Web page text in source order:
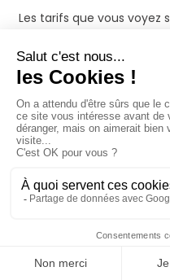
Les tarifs que vous voyez
fonction du lieu auquel
shooting photo produits
où réside le photographe
déplacements
clairement
Les photographes
pour garder une trace
Quelque soit votre
team-building, portraits,